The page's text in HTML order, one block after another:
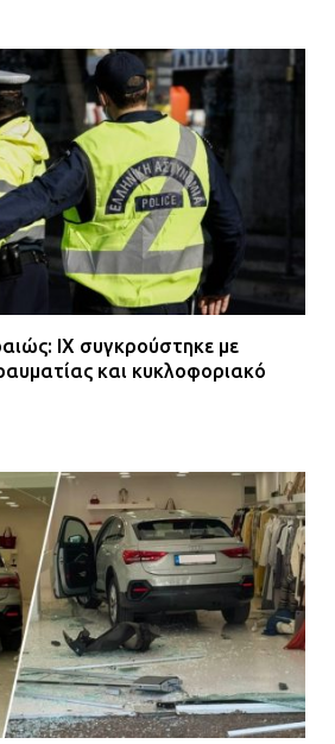
Κραυγή αγωνίας από
για την οδό Άρεως –
με 90 χλμ. μέσα στη
| 09:48
ΙΧ συγκρούστηκε με
και κυκλοφοριακό